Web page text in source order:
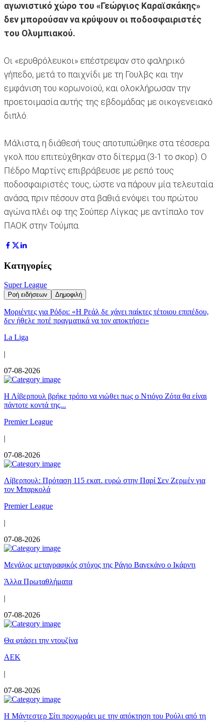
αγωνιστικό χώρο του «Γεώργιος Καραϊσκάκης»
δεν μπορούσαν να κρύψουν οι ποδοσφαιριστές
του Ολυμπιακού.
Οι «ερυθρόλευκοι» επέστρεψαν στο φαληρικό
γήπεδο, μετά το παιχνίδι με τη Γουλβς και την
εμφάνιση του κορωνοϊού, και ολοκλήρωσαν την
προετοιμασία αυτής της εβδομάδας με οικογενειακό
διπλό.
Μάλιστα, η διάθεσή τους αποτυπώθηκε στα τέσσερα
γκολ που επιτεύχθηκαν στο δίτερμα (3-1 το σκορ). Ο
Πέδρο Μαρτίνς επιβράβευσε με ρεπό τους
ποδοσφαιριστές τους, ώστε να πάρουν μία τελευταία
ανάσα, πριν πέσουν στα βαθιά ενόψει του πρώτου
αγώνα πλέι οφ της Σούπερ Λίγκας με αντίπαλο τον
ΠΑΟΚ στην Τούμπα.
Κατηγορίες
Super League
Ροή ειδήσεων Δημοφιλή
Μοριέντες για Ρόδρι: «Η Ρεάλ δε χάνει παίκτες τέτοιου επιπέδου,
δεν ήθελε ποτέ πραγματικά να τον αποκτήσει»
La Liga
|
07-08-2026
Η Λίβερπουλ βρήκε τρόπο να νιώθει πως ο Ντιόγο Ζότα θα είναι
πάντοτε κοντά της...
Premier League
|
07-08-2026
Λίβερπουλ: Πρόταση 115 εκατ. ευρώ στην Παρί Σεν Ζερμέν για
τον Μπαρκολά
Premier League
|
07-08-2026
Μεγάλος μεταγραφικός στόχος της Ράγιο Βαγεκάνο ο Ικάρντι
Άλλα Πρωταθλήματα
|
07-08-2026
Θα φτάσει την ντουζίνα
ΑΕΚ
|
07-08-2026
Η Μάντεστερ Σίτι προχωράει με την απόκτηση του Ρούλι από τη